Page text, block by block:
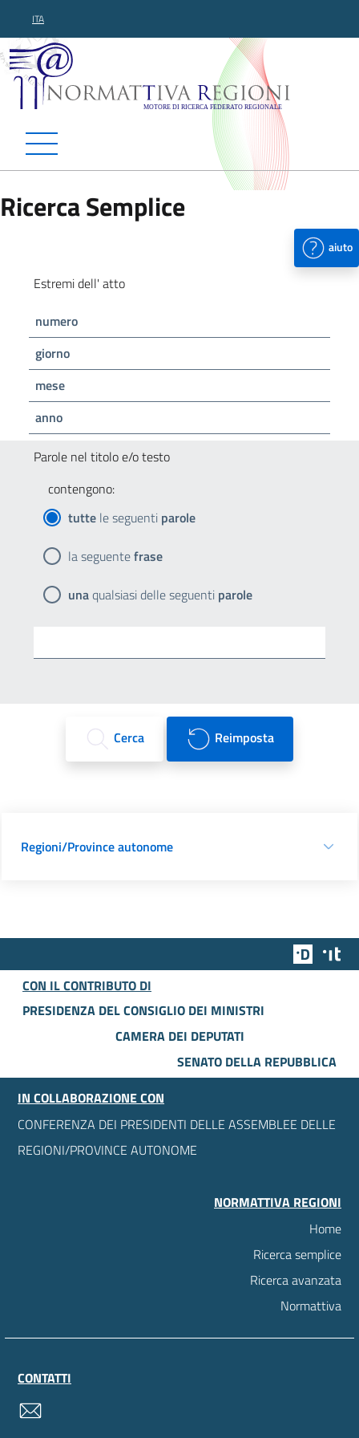
ITA
Normattiva Regioni -
Ricerca Semplice
aiuto
Estremi dell' atto
numero
giorno
mese
anno
Parole nel titolo e/o testo
contengono:
tutte le seguenti parole
la seguentefrase
unaqualsiasi delle seguenti parole
Cerca Reimposta
Regioni/Province autonome
Team
CON IL CONTRIBUTO DI
PRESIDENZA DEL CONSIGLIO DEI MINISTRI
CAMERA DEI DEPUTATI
SENATO DELLA REPUBBLICA
IN COLLABORAZIONE CON
CONFERENZA DEI PRESIDENTI DELLE ASSEMBLEE DELLE
REGIONI/PROVINCE AUTONOME
NORMATTIVA REGIONI
Home
Ricerca semplice
Ricerca avanzata
Normattiva
CONTATTI